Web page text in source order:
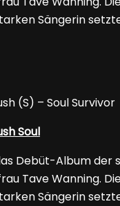
Sängerin
Debüt-Album der
Tave Wanning.
Sängerin